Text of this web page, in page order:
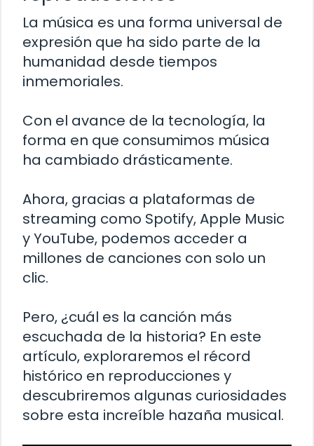
La música es una forma universal de
expresión que ha sido parte de la
humanidad desde tiempos
inmemoriales.
Con el avance de la tecnología, la
forma en que consumimos música
ha cambiado drásticamente.
Ahora, gracias a plataformas de
streaming como Spotify, Apple Music
y YouTube, podemos acceder a
millones de canciones con solo un
clic.
Pero, ¿cuál es la canción más
escuchada de la historia? En este
artículo, exploraremos el récord
histórico en reproducciones y
descubriremos algunas curiosidades
sobre esta increíble hazaña musical.